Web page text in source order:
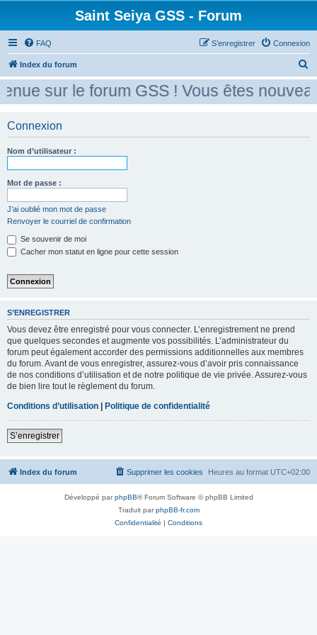
Saint Seiya GSS - Forum
FAQ Connexion
S’enregistrer
Index du forum
e
c
sur le forum GSS ! Vous êtes
Connexion
Nom d’utilisateur :
Mot de passe :
J’ai oublié mon mot de passe
Renvoyer le courriel de confirmation
Se souvenir de moi
Cacher mon statut en ligne pour cette session
S’ENREGISTRER
Vous devez être enregistré pour vous connecter. L’enregistrement ne prend
que quelques secondes et augmente vos possibilités. L’administrateur du
forum peut également accorder des permissions additionnelles aux membres
du forum. Avant de vous enregistrer, assurez-vous d’avoir pris connaissance
de nos conditions d’utilisation et de notre politique de vie privée. Assurez-vous
de bien lire tout le règlement du forum.
Conditions d’utilisation | Politique de confidentialité
S’enregistrer
Index du forum Heures au format UTC+02:00
Supprimer les cookies
Développé parphpBB® Forum Software © phpBB Limited
Traduit parphpBB-fr.com
Confidentialité | Conditions